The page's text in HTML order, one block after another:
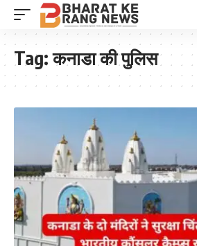
Tag:कनाडा की पुलिस